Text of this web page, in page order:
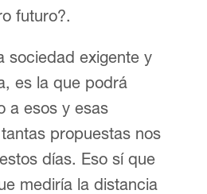
futuro?.
sociedad exigente y
es la que podrá
a esos y esas
propuestas nos
días. Eso sí que
mediría la distancia